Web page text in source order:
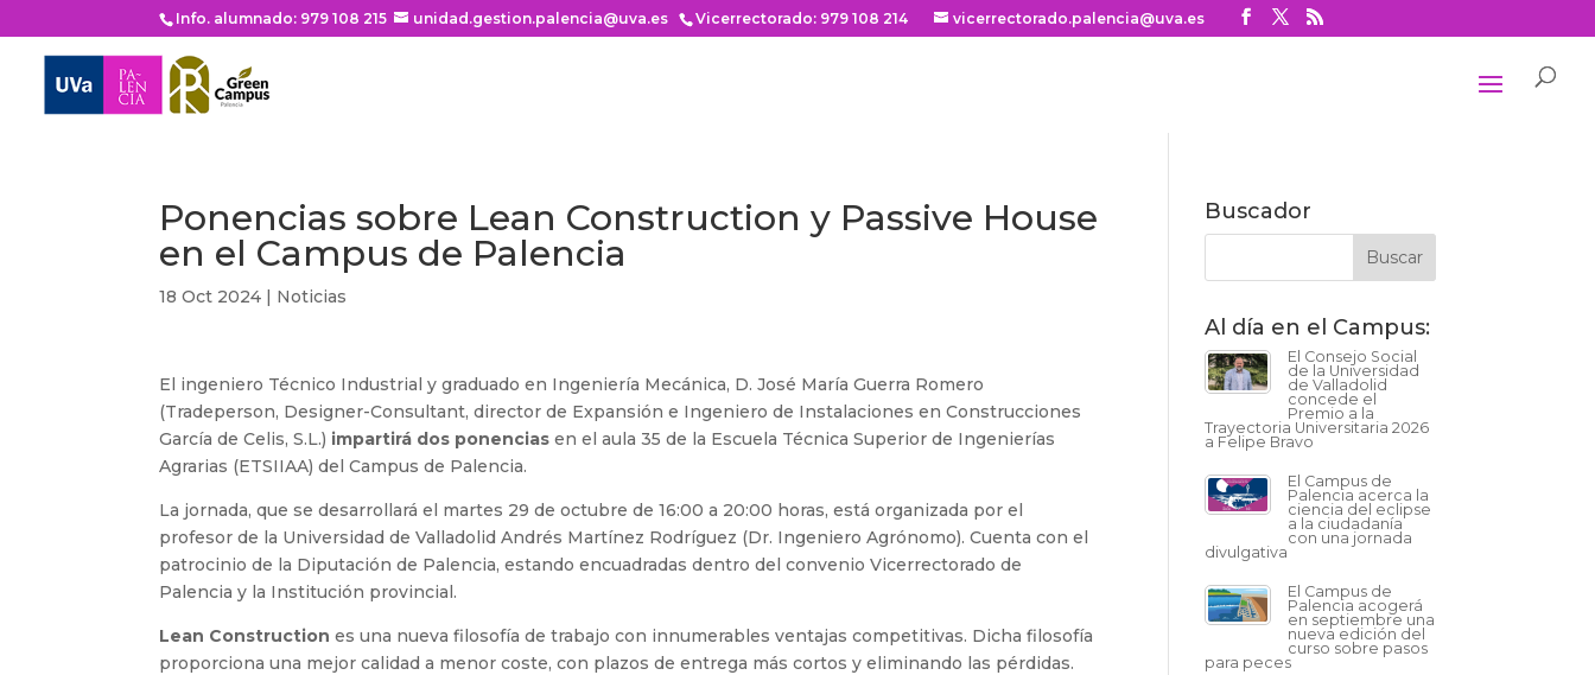
Info. alumnado: 979 108 215 unidad.gestion.palencia@uva.es Vicerrectorado: 979 108 214 vicerrectorado.palencia@uva.es
Ponencias sobre Lean Construction y Passive House
en el Campus de Palencia
18 Oct 2024 | Noticias
El ingeniero Técnico Industrial y graduado en Ingeniería Mecánica, D. José María Guerra Romero
(Tradeperson, Designer-Consultant, director de Expansión e Ingeniero de Instalaciones en Construcciones
García de Celis, S.L.) impartirá dos ponencias en el aula 35 de la Escuela Técnica Superior de Ingenierías
Agrarias (ETSIIAA) del Campus de Palencia.
La jornada, que se desarrollará el martes 29 de octubre de 16:00 a 20:00 horas, está organizada por el
profesor de la Universidad de Valladolid Andrés Martínez Rodríguez (Dr. Ingeniero Agrónomo). Cuenta con el
patrocinio de la Diputación de Palencia, estando encuadradas dentro del convenio Vicerrectorado de
Palencia y la Institución provincial.
Lean Construction es una nueva filosofía de trabajo con innumerables ventajas competitivas. Dicha filosofía
proporciona una mejor calidad a menor coste, con plazos de entrega más cortos y eliminando las pérdidas.
Buscador
Al día en el Campus:
El Consejo Social
de la Universidad
de Valladolid
concede el
Premio a la
Trayectoria Universitaria 2026
a Felipe Bravo
El Campus de
Palencia acerca la
ciencia del eclipse
a la ciudadanía
con una jornada
divulgativa
El Campus de
Palencia acogerá
en septiembre una
nueva edición del
curso sobre pasos
para peces